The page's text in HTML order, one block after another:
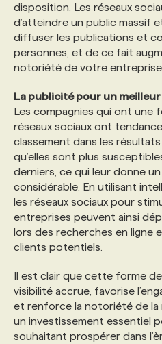
disposition. Les réseaux
d’atteindre un public massif
diffuser les publications et
personnes, et de ce fait
notoriété de votre entreprise
La publicité pour un
Les compagnies qui ont une
réseaux sociaux ont
classement dans les
qu’elles sont plus
derniers, ce qui leur donne
considérable. En utilisant
les réseaux sociaux pour
entreprises peuvent ainsi
lors des recherches en ligne
clients potentiels.
Il est clair que cette forme
visibilité accrue, favorise
et renforce la notoriété de la
un investissement essentiel
souhaitant prospérer dans